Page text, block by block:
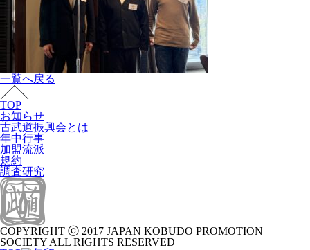
一覧へ戻る
TOP
お知らせ
古武道振興会とは
年中行事
加盟流派
規約
調査研究
COPYRIGHT ⓒ 2017 JAPAN KOBUDO PROMOTION
SOCIETY ALL RIGHTS RESERVED